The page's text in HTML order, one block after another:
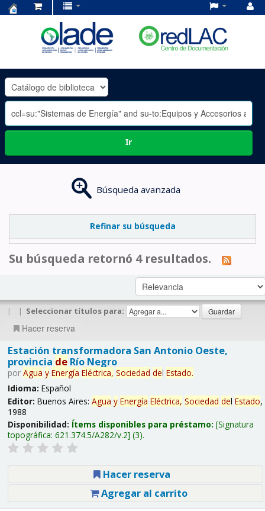
OLADE
-
Ir
Búsqueda avanzada
Refinar su búsqueda
Su búsqueda retornó 4 resultados.
| | Seleccionar títulos para:
Hacer reserva
Estación transformadora San Antonio Oeste,
provincia deRío Negro
por Agua y Energía Eléctrica, Sociedad del Estado.
Idioma: Español
Editor: Buenos Aires: Agua y Energía Eléctrica, Sociedad del Estado,
1988
Disponibilidad: Ítems disponibles para préstamo: Signatura
topográfica: 621.374.5/A282/v.2 (3).
Hacer reserva
Agregar al carrito